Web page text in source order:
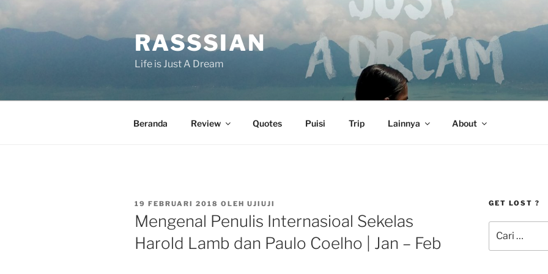
konten
RASSSIAN
Life is Just A Dream
Beranda Review Quotes Puisi Trip Lainnya About
DIPOSKAN
PADA
19 FEBRUARI 2018 OLEH UJIUJI
Mengenal Penulis Internasioal Sekelas
Harold Lamb dan Paulo Coelho | Jan – Feb
GET LOST ?
untuk: